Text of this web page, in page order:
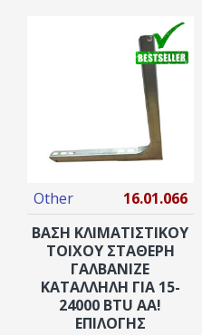
Other
16.01.066
ΒΑΣΗ ΚΛΙΜΑΤΙΣΤΙΚΟΥ
ΤΟΙΧΟΥ ΣΤΑΘΕΡΗ
ΓΑΛΒΑΝΙΖΕ
ΚΑΤΑΛΛΗΛΗ ΓΙΑ 15-
24000 BTU AA!
ΕΠΙΛΟΓΗΣ